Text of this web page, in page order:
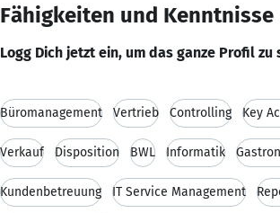
Fähigkeiten und Kenntnisse
Logg Dich jetzt ein, um das ganze Profil zu
Büromanagement Vertrieb Controlling Key
Verkauf Disposition BWL Informatik
Kundenbetreuung IT Service Management